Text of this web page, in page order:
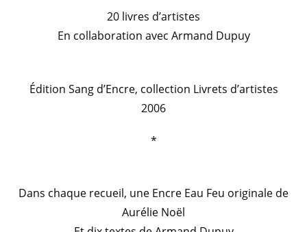
20 livres d’artistes
En collaboration avec Armand Dupuy
Édition Sang d’Encre, collection Livrets d’artistes
2006
*
Dans chaque recueil, une Encre Eau Feu originale de
Aurélie Noël